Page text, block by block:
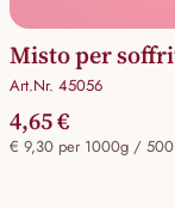
Misto per
Art.Nr. 45056
4,65 €
€ 9,30 per 1000g /